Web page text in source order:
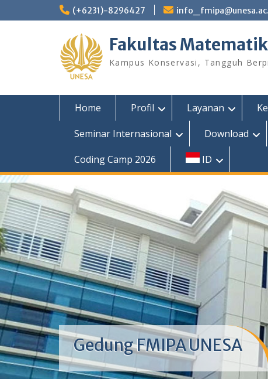
to
(+6231)-8296427
Fakultas
Kampus Konservasi, Tangguh
Home Profil Layanan
Seminar Internasional
Download
Coding Camp 2026
ID
Gedung FMIPA UNESA